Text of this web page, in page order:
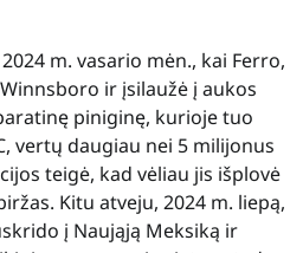
m. vasario mėn., kai Ferro,
ir įsilaužė į aukos
piniginę, kurioje tuo
vertų daugiau nei 5 milijonus
teigė, kad vėliau jis išplovė
Kitu atveju, 2024 m. liepą,
į Naująją Meksiką ir